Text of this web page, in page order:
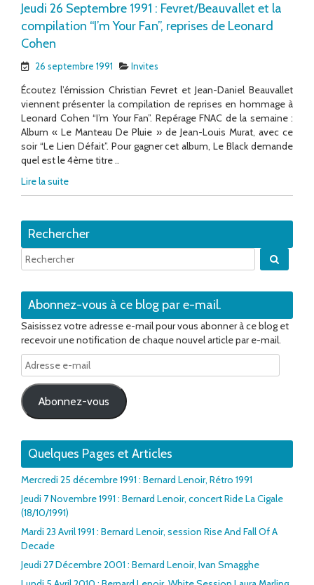
Jeudi 26 Septembre 1991 : Fevret/Beauvallet et la
compilation “I’m Your Fan”, reprises de Leonard
Cohen
26 septembre 1991 Invites
Écoutez l’émission Christian Fevret et Jean-Daniel Beauvallet
viennent présenter la compilation de reprises en hommage à
Leonard Cohen “I’m Your Fan”. Repérage FNAC de la semaine :
Album « Le Manteau De Pluie » de Jean-Louis Murat, avec ce
soir “Le Lien Défait”. Pour gagner cet album, Le Black demande
quel est le 4ème titre ..
Lire la suite
Rechercher
Abonnez-vous à ce blog par e-mail.
Saisissez votre adresse e-mail pour vous abonner à ce blog et
recevoir une notification de chaque nouvel article par e-mail.
Adresse
e-
mail
Abonnez-vous
Quelques Pages et Articles
Mercredi 25 décembre 1991 : Bernard Lenoir, Rétro 1991
Jeudi 7 Novembre 1991 : Bernard Lenoir, concert Ride La Cigale
(18/10/1991)
Mardi 23 Avril 1991 : Bernard Lenoir, session Rise And Fall Of A
Decade
Jeudi 27 Décembre 2001 : Bernard Lenoir, Ivan Smagghe